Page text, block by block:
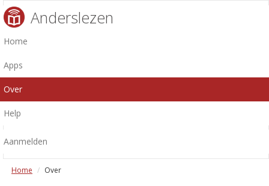
Anderslezen
Home
Apps
Over
Help
Aanmelden
Home Over